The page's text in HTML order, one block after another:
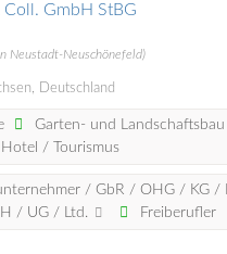
GmbH StBG
Neustadt-Neuschönefeld)
Deutschland
Garten- und Landschaftsbau
/ Tourismus
/ GbR / OHG / KG /
/ UG / Ltd.
Freiberufler